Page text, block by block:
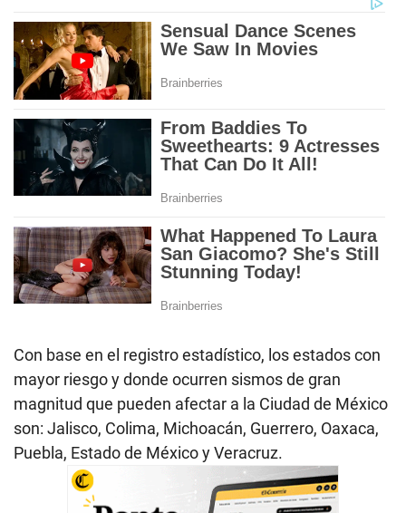
Con base en el registro estadístico, los estados con
mayor riesgo y donde ocurren sismos de gran
magnitud que pueden afectar a la Ciudad de México
son: Jalisco, Colima, Michoacán, Guerrero, Oaxaca,
Puebla, Estado de México y Veracruz.